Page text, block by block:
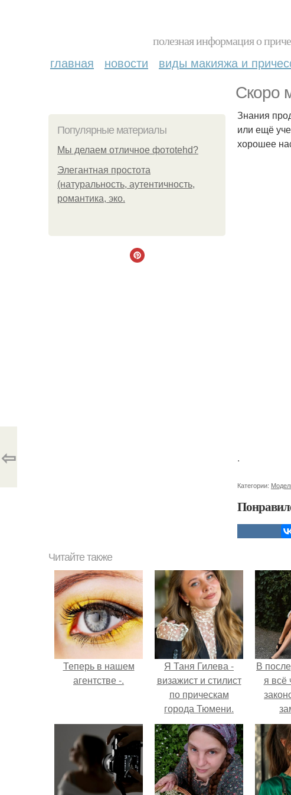
полезная информация о
главная новости виды макияжа и
Скоро
Популярные материалы
Мы делаем отличное фотоtehd?
Элегантная простота
(натуральность, аутентичность,
романтика, эко.
Знания
или ещё
хорошее
.
Категории:
⇦
Читайте также
Теперь в нашем
агентстве -.
Я Таня Гилева -
визажист и стилист
по прическам
города Тюмени.
В
я всё